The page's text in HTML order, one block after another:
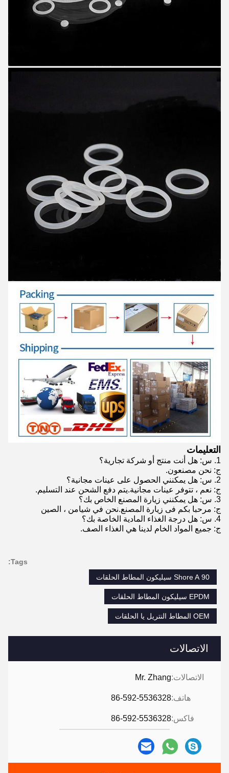
الاتصالات
الاتصالات:Mr. Zhang
هاتف:86-592-5536328
فاكس:86-592-5536328
التعليمات
1. س: هل أنت منتج أو شركة تجارية؟
ج: نحن مصنعون.
2. س: هل يمكنني الحصول على عينات مجانية؟
ج: نعم ، تتوفر عينات مجانية.يتم دفع الشحن عند التسليم.
3. س: هل يمكنني زيارة المصنع الخاص بك؟
ج: مرحبا بكم فى زيارة المصنع.نحن في شيامن ، الصين
4. س: هل درجة الغذاء المادية الخاصة بك؟
ج: جميع المواد الخام لدينا هي الغذاء الصف.
Tags:
90 Shore A سيليكون المطاط الحلقات
EPDM سيليكون المطاط الحلقات
OEM المطاط النتريل يا الحلقات